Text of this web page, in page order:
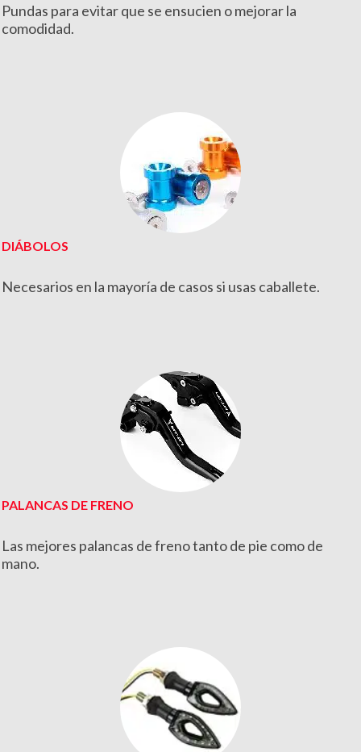
Pundas para evitar que se ensucien o mejorar la
comodidad.
DIÁBOLOS
Necesarios en la mayoría de casos si usas caballete.
PALANCAS DE FRENO
Las mejores palancas de freno tanto de pie como de
mano.